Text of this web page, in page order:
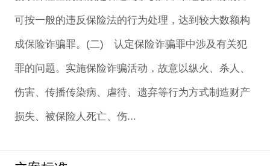
可按一般的违反保险法的行为处理，达到较大数额构
成保险诈骗罪。(二) 认定保险诈骗罪中涉及有关犯
罪的问题。实施保险诈骗活动，故意以纵火、杀人、
伤害、传播传染病、虐待、遗弃等行为方式制造财产
损失、被保险人死亡、伤...